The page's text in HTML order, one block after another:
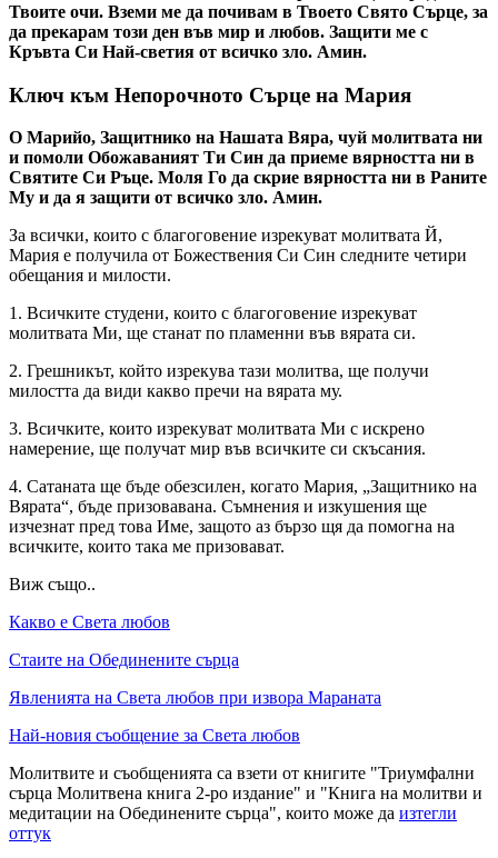
Твоите очи. Вземи ме да почивам в Твоето Свято Сърце, за
да прекарам този ден във мир и любов. Защити ме с
Кръвта Си Най-светия от всичко зло. Амин.
Ключ към Непорочното Сърце на Мария
О Марийо, Защитнико на Нашата Вяра, чуй молитвата ни
и помоли Обожаваният Ти Син да приеме вярността ни в
Святите Си Ръце. Моля Го да скрие вярността ни в Раните
Му и да я защити от всичко зло. Амин.
За всички, които с благоговение изрекуват молитвата Й,
Мария е получила от Божествения Си Син следните четири
обещания и милости.
1. Всичките студени, които с благоговение изрекуват
молитвата Ми, ще станат по пламенни във вярата си.
2. Грешникът, който изрекува тази молитва, ще получи
милостта да види какво пречи на вярата му.
3. Всичките, които изрекуват молитвата Ми с искрено
намерение, ще получат мир във всичките си скъсания.
4. Сатаната ще бъде обезсилен, когато Мария, „Защитнико на
Вярата“, бъде призовавана. Съмнения и изкушения ще
изчезнат пред това Име, защото аз бързо щя да помогна на
всичките, които така ме призовават.
Виж също..
Какво е Света любов
Стаите на Обединените сърца
Явленията на Света любов при извора Мараната
Най-новия съобщение за Света любов
Молитвите и съобщенията са взети от книгите "Триумфални
сърца Молитвена книга 2-ро издание" и "Книга на молитви и
медитации на Обединените сърца", които може да изтегли
оттук